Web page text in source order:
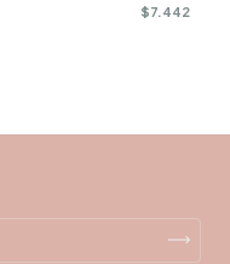
$7.442